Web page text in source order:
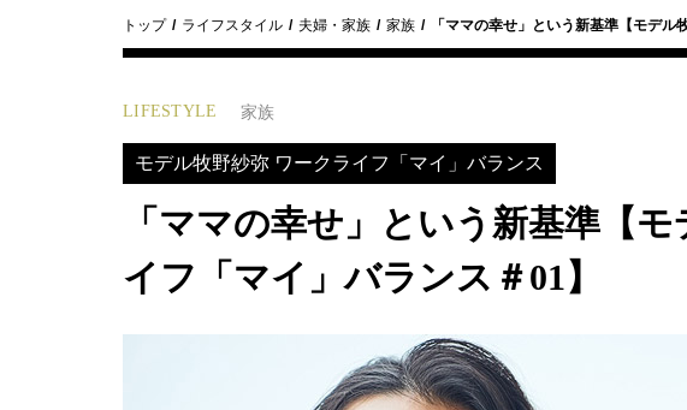
トップ ライフスタイル 夫婦・家族 家族 「ママの幸せ」という新基準【モデ
LIFESTYLE 家族
モデル牧野紗弥 ワークライフ「マイ」バランス
「ママの幸せ」という新基準【
イフ「マイ」バランス＃01】